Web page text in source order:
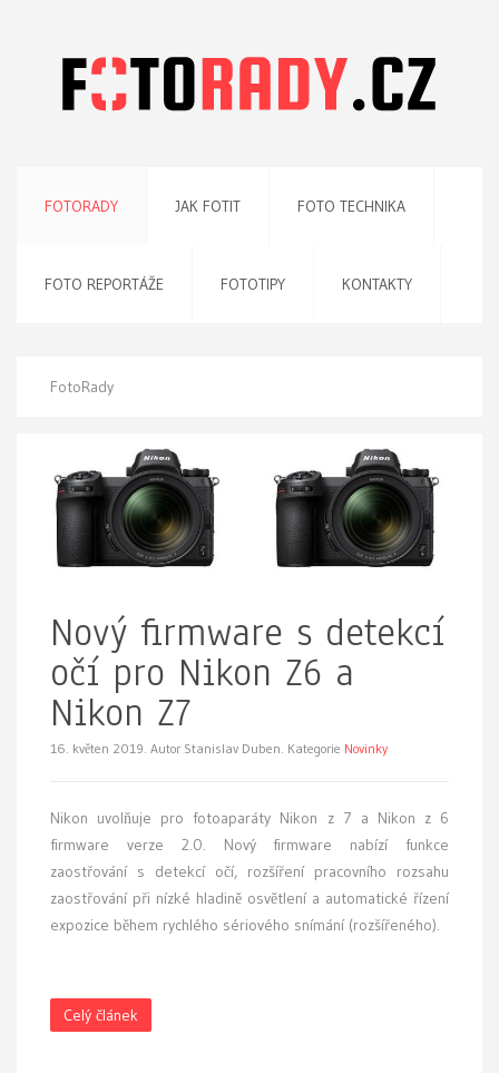
FOTORADY JAK FOTIT FOTO TECHNIKA
FOTO REPORTÁŽE FOTOTIPY KONTAKTY
FotoRady
Nový firmware s detekcí
očí pro Nikon Z6 a
Nikon Z7
16. květen 2019. Autor Stanislav Duben. Kategorie Novinky
Nikon uvolňuje pro fotoaparáty Nikon z 7 a Nikon z 6
firmware verze 2.0. Nový firmware nabízí funkce
zaostřování s detekcí očí, rozšíření pracovního rozsahu
zaostřování při nízké hladině osvětlení a automatické řízení
expozice během rychlého sériového snímání (rozšířeného).
Celý článek